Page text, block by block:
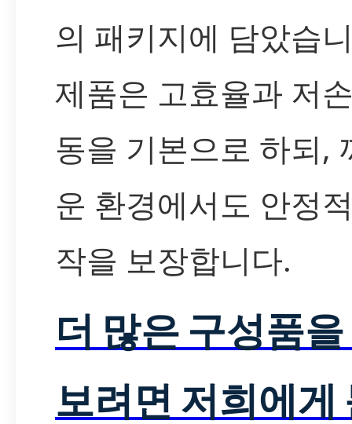
의 패키지에 담았습
제품은 고효율과 저
동을 기본으로 하되,
운 환경에서도 안정
작을 보장합니다.
더 많은 구성품
보려면 저희에게